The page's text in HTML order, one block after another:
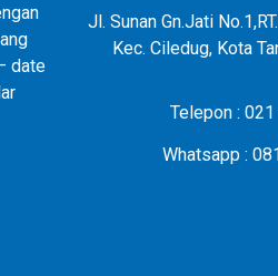
date
Jl. Sunan Gn.Jati
Kec. Ciledug, Kota
Telepon :
Whatsapp :